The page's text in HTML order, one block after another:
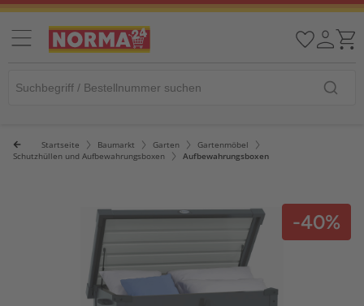
Startseite Baumarkt Garten
Gartenmöbel
Schutzhüllen und Aufbewahrungsboxen
Aufbewahrungsboxen
-40%